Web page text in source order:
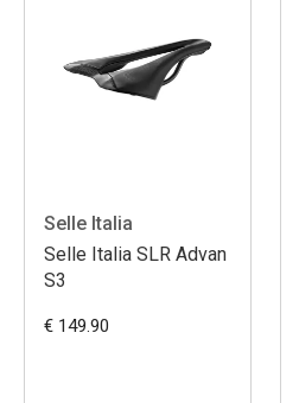
Selle Italia
Selle Italia SLR Advan
S3
€ 149.90